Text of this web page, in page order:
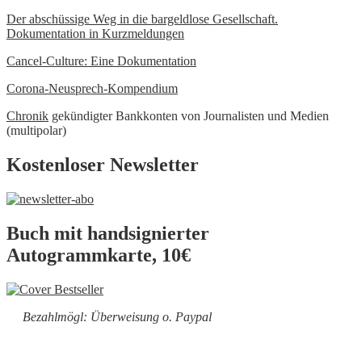
Der abschüssige Weg in die bargeldlose Gesellschaft.
Dokumentation in Kurzmeldungen
Cancel-Culture: Eine Dokumentation
Corona-Neusprech-Kompendium
Chronik gekündigter Bankkonten von Journalisten und Medien
(multipolar)
Kostenloser Newsletter
Buch mit handsignierter
Autogrammkarte, 10€
Bezahlmögl: Überweisung o. Paypal